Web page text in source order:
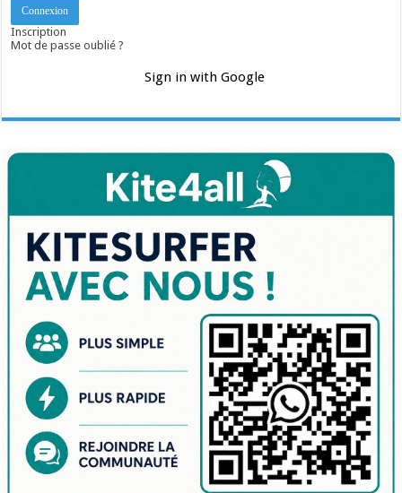
Inscription
Mot de passe oublié ?
Sign in with Google